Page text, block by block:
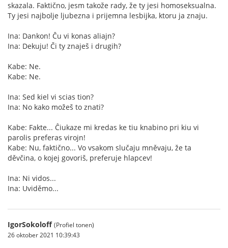
skazala. Faktično, jesm takože rady, že ty jesi homoseksualna.
Ty jesi najbolje ljubezna i prijemna lesbijka, ktoru ja znaju.
Ina: Dankon! Ĉu vi konas aliajn?
Ina: Dekuju! Či ty znaješ i drugih?
Kabe: Ne.
Kabe: Ne.
Ina: Sed kiel vi scias tion?
Ina: No kako možeš to znati?
Kabe: Fakte... Ĉiukaze mi kredas ke tiu knabino pri kiu vi
parolis preferas virojn!
Kabe: Nu, faktično... Vo vsakom slučaju mněvaju, že ta
děvčina, o kojej govoriš, preferuje hlapcev!
Ina: Ni vidos...
Ina: Uviděmo...
IgorSokoloff (Profiel tonen)
26 oktober 2021 10:39:43